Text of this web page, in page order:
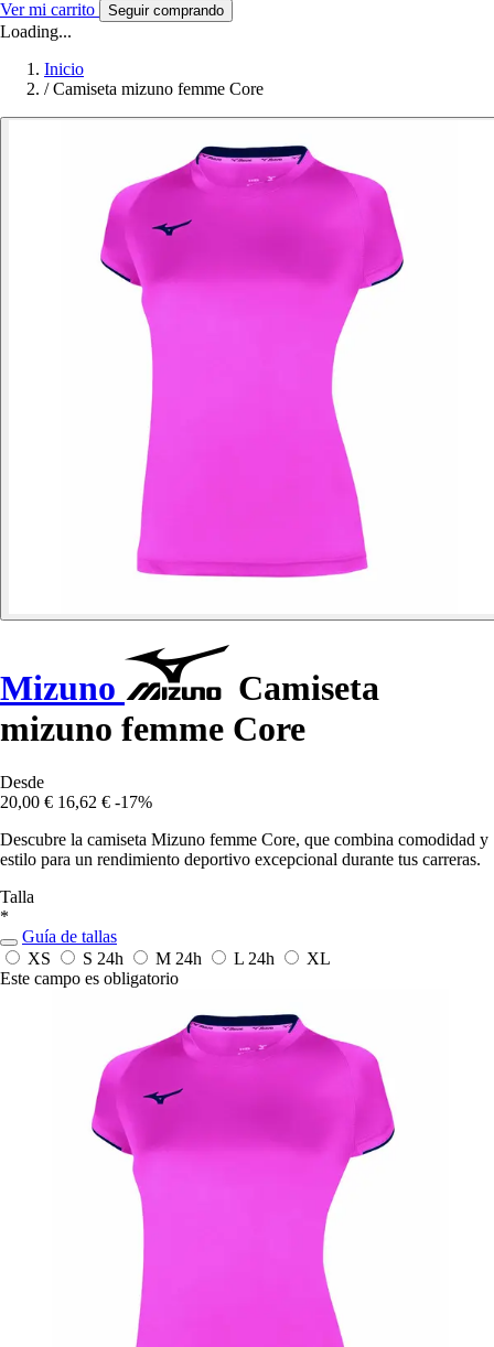
Ver mi carrito Seguir comprando
Loading...
Inicio
/ Camiseta mizuno femme Core
Mizuno
Camiseta
mizuno femme Core
Desde
20,00 € 16,62 € -17%
Descubre la camiseta Mizuno femme Core, que combina comodidad y
estilo para un rendimiento deportivo excepcional durante tus carreras.
Talla
*
Guía de tallas
XS
S 24h M 24h L 24h
XL
Este campo es obligatorio